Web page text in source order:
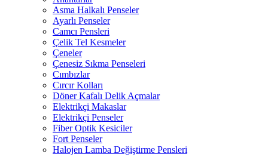
Asma Halkalı Penseler
Ayarlı Penseler
Camcı Pensleri
Çelik Tel Kesmeler
Çeneler
Çenesiz Sıkma Penseleri
Cımbızlar
Cırcır Kolları
Döner Kafalı Delik Açmalar
Elektrikçi Makaslar
Elektrikçi Penseler
Fiber Optik Kesiciler
Fort Penseler
Halojen Lamba Değiştirme Pensleri